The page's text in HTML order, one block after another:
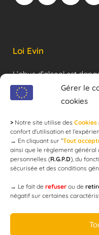
Gérer le
cookies
> Notre site utilise des Cookies
confort d'utilisation et
→ En cliquant sur ”Tout
ainsi que le règlement général
personnelles (R.G.P.D), du
sécurisée et des conditions
→ Le fait de refuser ou de
négatif sur certaines
Loi Evin
L’abus d’alcool est
modération !
Newsletter